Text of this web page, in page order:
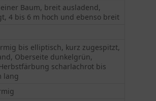
Baum, breit ausladend,
4 bis 6 m hoch und ebenso breit
bis elliptisch, kurz zugespitzt,
Oberseite dunkelgrün,
scharlachrot bis
lang